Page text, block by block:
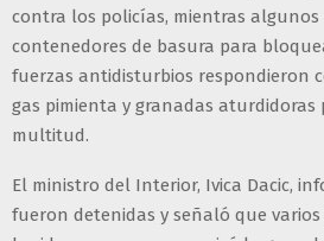
contra los policías, mientras
contenedores de basura para
fuerzas antidisturbios respondieron
gas pimienta y granadas aturdidoras
multitud.
El ministro del Interior, Ivica Dacic,
fueron detenidas y señaló que